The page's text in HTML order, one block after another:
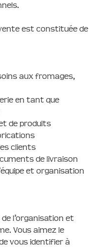
est constituée de
aux fromages,
en tant que
de produits
clients
de livraison
et organisation
l’organisation et
Vous aimez le
vous identifier à